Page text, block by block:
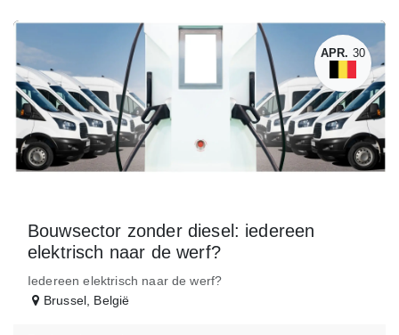
APR. 30
Bouwsector zonder diesel: iedereen
elektrisch naar de werf?
Iedereen elektrisch naar de werf?
Brussel België